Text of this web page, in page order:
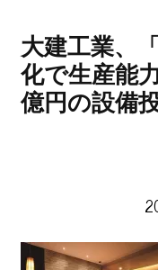
大建工業、
化で生産能
億円の設備